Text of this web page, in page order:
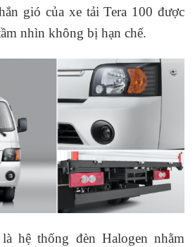
gió của xe tải Tera 100 được
nhìn không bị hạn chế.
hệ thống đèn Halogen nhằm